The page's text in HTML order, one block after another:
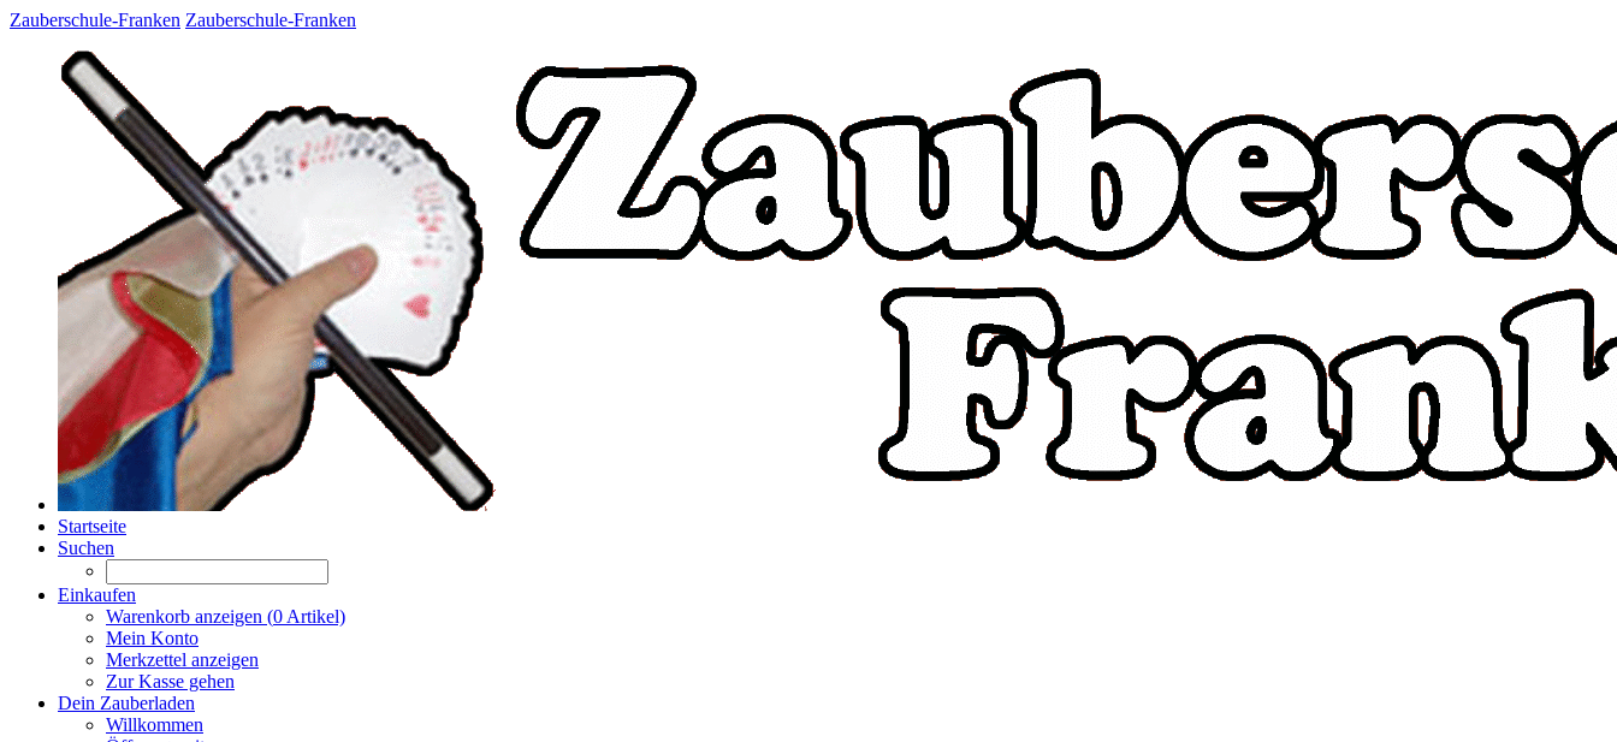
Zauberschule-Franken Zauberschule-Franken
Startseite
Suchen
Einkaufen
Warenkorb anzeigen (0 Artikel)
Mein Konto
Merkzettel anzeigen
Zur Kasse gehen
Dein Zauberladen
Willkommen